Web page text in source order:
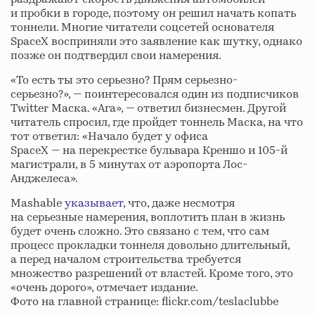
и пробки в городе, поэтому он решил начать копать
тоннели. Многие читатели соцсетей основателя
SpaceX восприняли это заявление как шутку, однако
позже он подтвердил свои намерения.
«То есть ты это серьезно? Прям серьезно-
серьезно?», — поинтересовался один из подписчиков
Twitter Маска. «Ага», — ответил бизнесмен. Другой
читатель спросил, где пройдет тоннель Маска, на что
тот ответил: «Начало будет у офиса
SpaceX — на перекрестке бульвара Креншо и 105-й
магистрали, в 5 минутах от аэропорта Лос-
Анджелеса».
Mashableуказывает, что, даже несмотря
на серьезные намерения, воплотить план в жизнь
будет очень сложно. Это связано с тем, что сам
процесс прокладки тоннеля довольно длительный,
а перед началом строительства требуется
множество разрешений от властей. Кроме того, это
«очень дорого», отмечает издание.
Фото на главной странице: flickr.com/teslaclubbe